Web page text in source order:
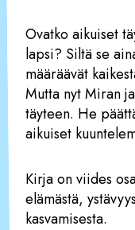
Ovatko aikuiset
lapsi? Siltä se
määräävät
Mutta nyt Miran
täyteen. He
aikuiset
Kirja on viides
elämästä,
kasvamisesta.